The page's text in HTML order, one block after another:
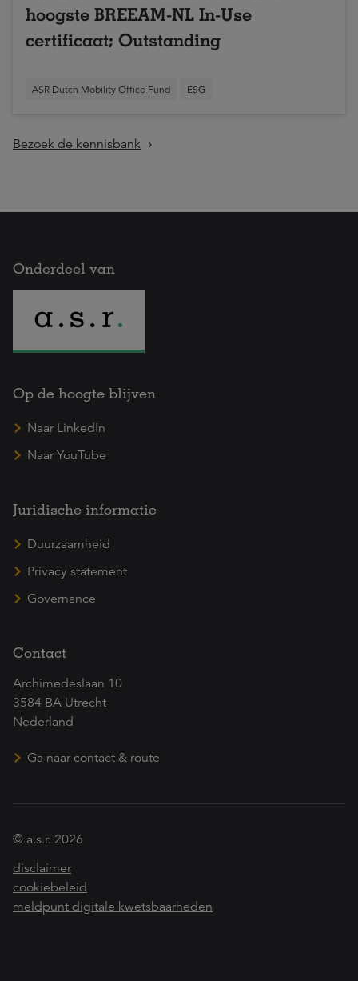
hoogste BREEAM-NL In-Use
certificaat; Outstanding
ASR Dutch Mobility Office Fund ESG
Bezoek de kennisbank
Onderdeel van
Op de hoogte blijven
Naar LinkedIn
Naar YouTube
Juridische informatie
Duurzaamheid
Privacy statement
Governance
Contact
Archimedeslaan 10
3584 BA Utrecht
Nederland
Ga naar contact & route
© a.s.r. 2026
disclaimer
cookiebeleid
meldpunt digitale kwetsbaarheden